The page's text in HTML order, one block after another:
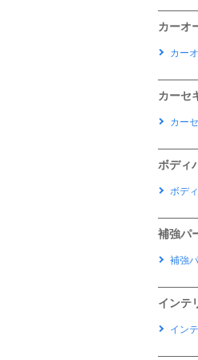
カーオ
カー
カーセ
カー
ボディ
ボデ
補強パ
補強
インテ
イン